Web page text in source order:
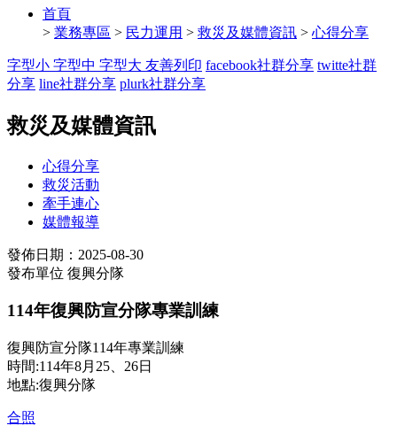
首頁
> 業務專區 > 民力運用 > 救災及媒體資訊 > 心得分享
字型小 字型中 字型大 友善列印 facebook社群分享 twitte社群
分享 line社群分享 plurk社群分享
救災及媒體資訊
心得分享
救災活動
牽手連心
媒體報導
發佈日期：2025-08-30
發布單位 復興分隊
114年復興防宣分隊專業訓練
復興防宣分隊114年專業訓練
時間:114年8月25、26日
地點:復興分隊
合照